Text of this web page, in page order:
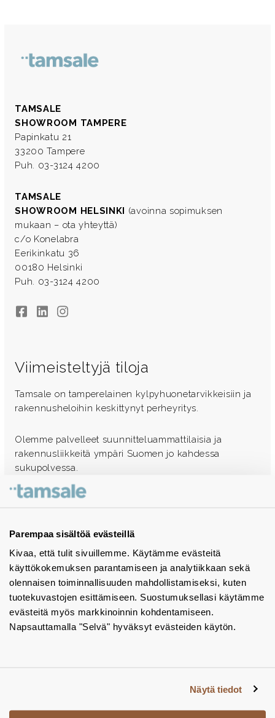
Parempaa sisältöä evästeillä
Kivaa, että tulit sivuillemme. Käytämme evästeitä
käyttökokemuksen parantamiseen ja analytiikkaan sekä
olennaisen toiminnallisuuden mahdollistamiseksi, kuten
tuotekuvastojen esittämiseen. Suostumuksellasi käytämme
evästeitä myös markkinoinnin kohdentamiseen.
Napsauttamalla "Selvä" hyväksyt evästeiden käytön.
Näytä tiedot
TAMSALE
SHOWROOM TAMPERE
Papinkatu 21
33200 Tampere
Puh. 03-3124 4200
TAMSALE
SHOWROOM HELSINKI (avoinna sopimuksen
mukaan – ota yhteyttä)
c/o Konelabra
Eerikinkatu 36
00180 Helsinki
Puh. 03-3124 4200
FacebookLinkedInInstagram
Viimeisteltyjä tiloja
Tamsale on tamperelainen kylpyhuonetarvikkeisiin ja
rakennusheloihin keskittynyt perheyritys.
Olemme palvelleet suunnitteluammattilaisia ja
rakennusliikkeitä ympäri Suomen jo kahdessa
sukupolvessa.
Ota yhteyttä - autamme mielellämme
Tuotekuvastot
Instagram
BIM-objektit
Yhteystiedot
Tiedotteet